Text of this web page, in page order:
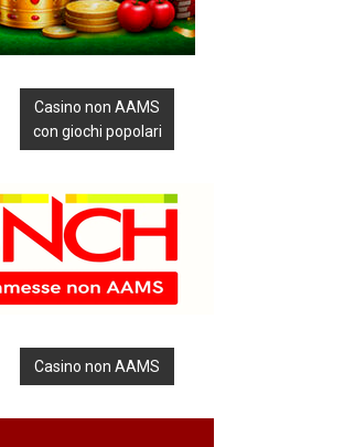
Casino non AAMS
con giochi popolari
Casino non AAMS